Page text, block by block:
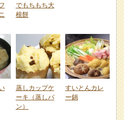
でもちもち大
根餅
蒸しカップケ
ーキ（蒸しパ
ン）
すいとんカレ
ー鍋